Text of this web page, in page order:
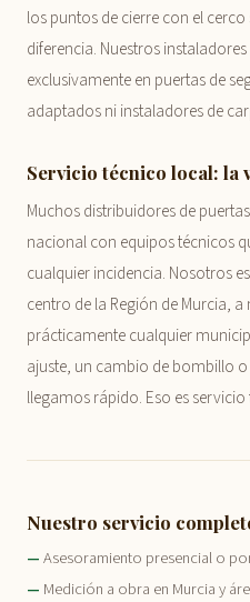
los puntos de cierre con el
diferencia. Nuestros
exclusivamente en puertas de
adaptados ni instaladores de
Servicio técnico local: la
Muchos distribuidores de
nacional con equipos técnicos
cualquier incidencia. Nosotros
centro de la Región de Murcia,
prácticamente cualquier
ajuste, un cambio de bombillo
llegamos rápido. Eso es
Nuestro servicio
Asesoramiento presencial o
Medición a obra en Murcia y